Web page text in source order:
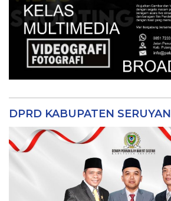
DPRD KABUPATEN SERUYAN